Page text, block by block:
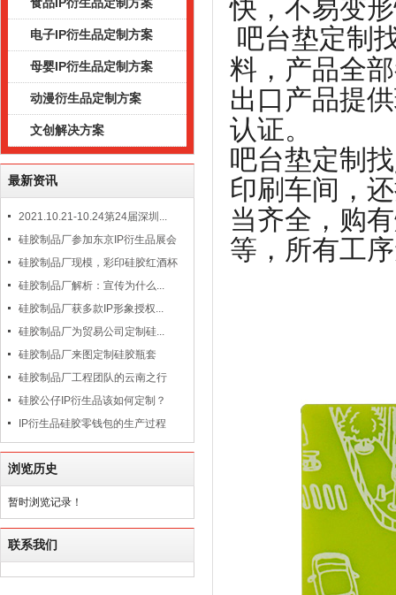
电子IP衍生品定制方案
母婴IP衍生品定制方案
动漫衍生品定制方案
文创解决方案
最新资讯
2021.10.21-10.24第24届深圳...
硅胶制品厂参加东京IP衍生品展会
硅胶制品厂现模，彩印硅胶红酒杯
硅胶制品厂解析：宣传为什么...
硅胶制品厂获多款IP形象授权...
硅胶制品厂为贸易公司定制硅...
硅胶制品厂来图定制硅胶瓶套
硅胶制品厂工程团队的云南之行
硅胶公仔IP衍生品该如何定制？
IP衍生品硅胶零钱包的生产过程
浏览历史
暂时浏览记录！
联系我们
快，不易变
吧台垫定制
料，产品全
出口产品提
认证。
吧台垫定制
印刷车间，
当齐全，购
等，所有工